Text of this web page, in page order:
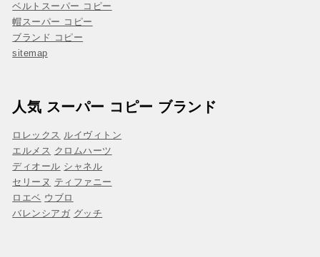
ベルトスーパー コピー
帽スーパー コピー
ブランド コピー
sitemap
人気 スーパー コピー ブランド
ロレックス ルイヴィトン
エルメス クロムハーツ
ディオール シャネル
セリーヌ ティファニー
ロエベ ウブロ
バレンシアガ グッチ